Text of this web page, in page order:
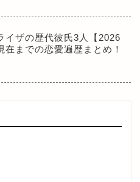
イザの歴代彼氏3人【2026
在までの恋愛遍歴まとめ！